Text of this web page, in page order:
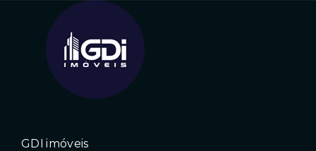
GDI imóveis